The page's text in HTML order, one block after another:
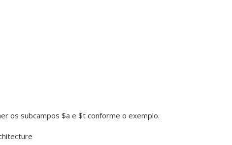
os subcampos $a e $t conforme o exemplo.